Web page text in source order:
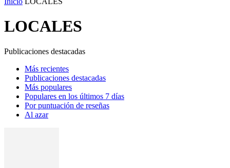
LOCALES
Publicaciones destacadas
Más recientes
Publicaciones destacadas
Más populares
Populares en los últimos 7 días
Por puntuación de reseñas
Al azar